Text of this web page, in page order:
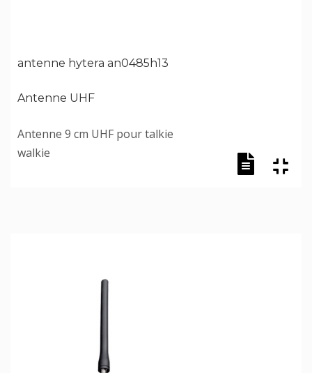
antenne hytera an0485h13
Antenne UHF
Antenne 9 cm UHF pour talkie
walkie